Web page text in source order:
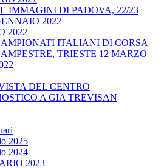
IMMAGINI DI PADOVA, 22/23
2022
2022
ITALIANI DI CORSA
TRIESTE 12 MARZO
DEL CENTRO
A GIA TREVISAN
2025
2024
2023